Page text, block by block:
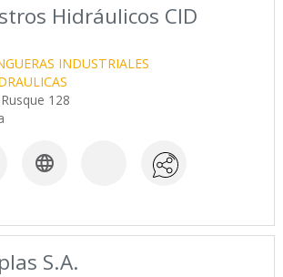
Hidráulicos CID
INDUSTRIALES
Rusque 128

S.A.